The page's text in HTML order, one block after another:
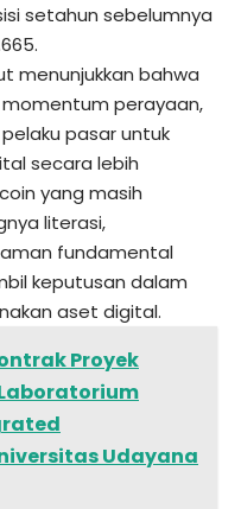
setahun sebelumnya
menunjukkan bahwa
momentum perayaan,
pasar untuk
secara lebih
yang masih
literasi,
fundamental
keputusan dalam
aset digital.
Proyek
Udayana